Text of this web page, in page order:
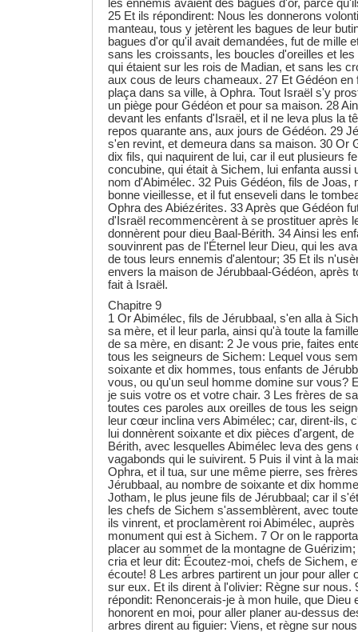
les ennemis avaient des bagues d'or, parce
25 Et ils répondirent: Nous les donnerons
manteau, tous y jetèrent les bagues de leur
bagues d'or qu'il avait demandées, fut de mille
sans les croissants, les boucles d'oreilles et
qui étaient sur les rois de Madian, et sans les
aux cous de leurs chameaux. 27 Et Gédéon en
plaça dans sa ville, à Ophra. Tout Israël s'y
un piège pour Gédéon et pour sa maison. 28
devant les enfants d'Israël, et il ne leva plus la
repos quarante ans, aux jours de Gédéon. 29
s'en revint, et demeura dans sa maison. 30 Or
dix fils, qui naquirent de lui, car il eut plusieurs
concubine, qui était à Sichem, lui enfanta aussi
nom d'Abimélec. 32 Puis Gédéon, fils de Joas,
bonne vieillesse, et il fut enseveli dans le
Ophra des Abiézérites. 33 Après que Gédéon
d'Israël recommencèrent à se prostituer après
donnèrent pour dieu Baal-Bérith. 34 Ainsi les
souvinrent pas de l'Éternel leur Dieu, qui les
de tous leurs ennemis d'alentour; 35 Et ils
envers la maison de Jérubbaal-Gédéon, après
fait à Israël.
Chapitre 9
1 Or Abimélec, fils de Jérubbaal, s'en alla à
sa mère, et il leur parla, ainsi qu'à toute la
de sa mère, en disant: 2 Je vous prie, faites
tous les seigneurs de Sichem: Lequel vous
soixante et dix hommes, tous enfants de
vous, ou qu'un seul homme domine sur vous?
je suis votre os et votre chair. 3 Les frères de
toutes ces paroles aux oreilles de tous les
leur cœur inclina vers Abimélec; car, dirent-ils,
lui donnèrent soixante et dix pièces d'argent,
Bérith, avec lesquelles Abimélec leva des gens
vagabonds qui le suivirent. 5 Puis il vint à la
Ophra, et il tua, sur une même pierre, ses
Jérubbaal, au nombre de soixante et dix
Jotham, le plus jeune fils de Jérubbaal; car il
les chefs de Sichem s'assemblèrent, avec
ils vinrent, et proclamèrent roi Abimélec,
monument qui est à Sichem. 7 Or on le
placer au sommet de la montagne de
cria et leur dit: Écoutez-moi, chefs de Sichem,
écoute! 8 Les arbres partirent un jour pour aller
sur eux. Et ils dirent à l'olivier: Règne sur nous.
répondit: Renoncerais-je à mon huile, que Dieu
honorent en moi, pour aller planer au-dessus
arbres dirent au figuier: Viens, et règne sur